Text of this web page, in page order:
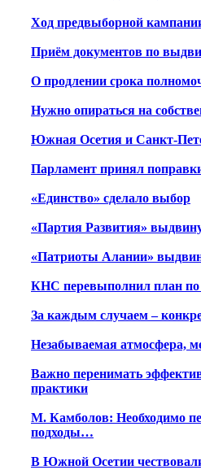
Ход предвыборной
Приём документов по
О продлении срока
Нужно опираться на
Южная Осетия и Санкт-
Парламент принял
«Единство» сделало выбор
«Партия Развития»
«Патриоты Алании»
КНС перевыполнил план
За каждым случаем –
Незабываемая атмосфера,
Важно перенимать
практики
М. Камболов: Необходимо
подходы…
В Южной Осетии